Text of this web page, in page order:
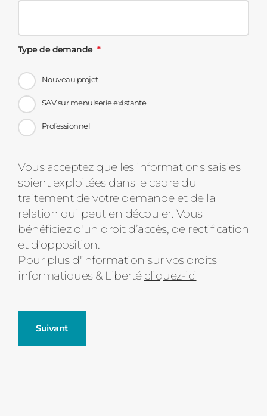
Type de demande
Nouveau projet
SAV sur menuiserie existante
Professionnel
Message
d'état
Vous acceptez que les informations saisies
soient exploitées dans le cadre du
traitement de votre demande et de la
relation qui peut en découler. Vous
bénéficiez d'un droit d’accès, de rectification
et d'opposition.
Pour plus d'information sur vos droits
informatiques & Liberté cliquez-ici
Suivant